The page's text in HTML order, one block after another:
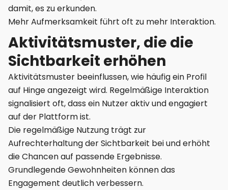
damit, es zu erkunden.
Mehr Aufmerksamkeit führt oft zu mehr Interaktion.
Aktivitätsmuster, die die
Sichtbarkeit erhöhen
Aktivitätsmuster beeinflussen, wie häufig ein Profil
auf Hinge angezeigt wird. Regelmäßige Interaktion
signalisiert oft, dass ein Nutzer aktiv und engagiert
auf der Plattform ist.
Die regelmäßige Nutzung trägt zur
Aufrechterhaltung der Sichtbarkeit bei und erhöht
die Chancen auf passende Ergebnisse.
Grundlegende Gewohnheiten können das
Engagement deutlich verbessern.